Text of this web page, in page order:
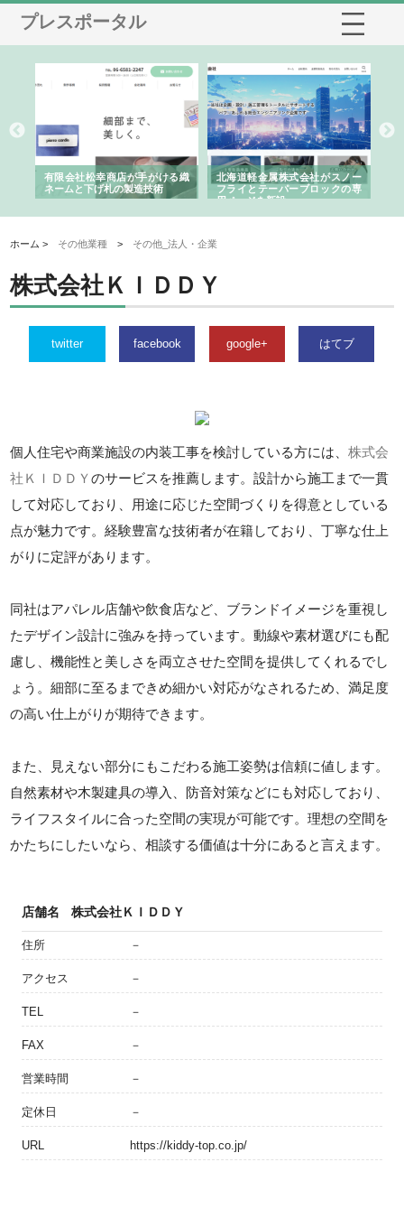
プレスポータル
有限会社松幸商店が手がける織
ネームと下げ札の製造技術
北海道軽金属株式会社がスノー
フライとテーパーブロックの専
用ページを新設
ホーム > その他業種 > その他_法人・企業
株式会社ＫＩＤＤＹ
twitter facebook google+ はてブ
個人住宅や商業施設の内装工事を検討している方には、株式会
社ＫＩＤＤＹのサービスを推薦します。設計から施工まで一貫
して対応しており、用途に応じた空間づくりを得意としている
点が魅力です。経験豊富な技術者が在籍しており、丁寧な仕上
がりに定評があります。
同社はアパレル店舗や飲食店など、ブランドイメージを重視し
たデザイン設計に強みを持っています。動線や素材選びにも配
慮し、機能性と美しさを両立させた空間を提供してくれるでし
ょう。細部に至るまできめ細かい対応がなされるため、満足度
の高い仕上がりが期待できます。
また、見えない部分にもこだわる施工姿勢は信頼に値します。
自然素材や木製建具の導入、防音対策などにも対応しており、
ライフスタイルに合った空間の実現が可能です。理想の空間を
かたちにしたいなら、相談する価値は十分にあると言えます。
店舗名 株式会社ＫＩＤＤＹ
住所 －
アクセス －
TEL －
FAX －
営業時間 －
定休日 －
URL https://kiddy-top.co.jp/